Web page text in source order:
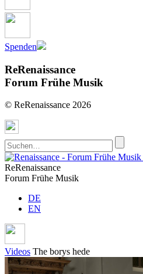
Spenden
ReRenaissance
Forum Frühe Musik
© ReRenaissance 2026
ReRenaissance
Forum Frühe Musik
DE
EN
Videos The borys hede